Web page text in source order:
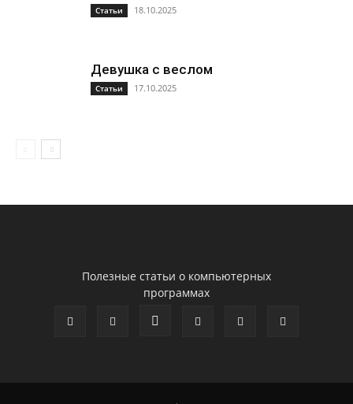
Статьи 18.10.2025
Девушка с веслом
Статьи 17.10.2025
Полезные статьи о компьютерных
программах
.